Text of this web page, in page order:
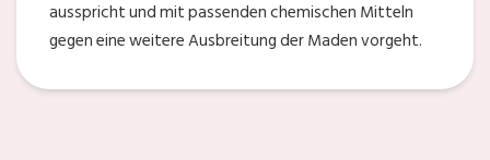
ausspricht und mit passenden chemischen Mitteln
gegen eine weitere Ausbreitung der Maden vorgeht.